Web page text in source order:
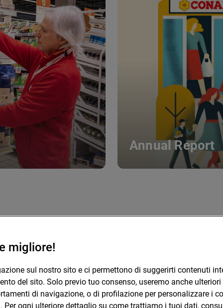
Annual Report
Via Michelino, 59 | 40127 BOLOGNA
Codice Fiscale e Registro Imprese
Lavora con noi
Press Area
Contatti
migliore!
sul nostro sito e ci permettono di suggerirti contenuti
del sito. Solo previo tuo consenso, useremo anche
di navigazione, o di profilazione per personalizzare i
Per ogni ulteriore dettaglio su come trattiamo i tuoi dati,